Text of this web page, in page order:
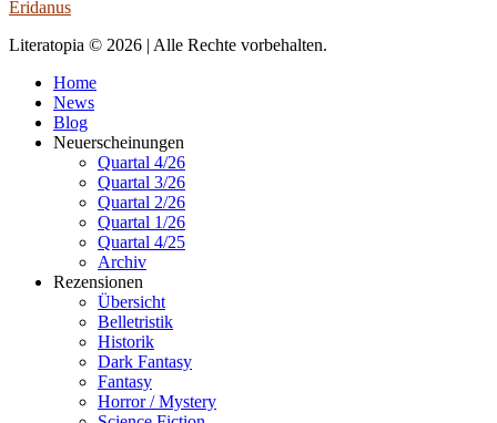
Eridanus
Literatopia © 2026 | Alle Rechte vorbehalten.
Home
News
Blog
Neuerscheinungen
Quartal 4/26
Quartal 3/26
Quartal 2/26
Quartal 1/26
Quartal 4/25
Archiv
Rezensionen
Übersicht
Belletristik
Historik
Dark Fantasy
Fantasy
Horror / Mystery